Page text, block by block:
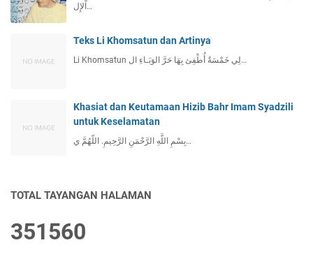
اْلإِل…
Teks Li Khomsatun dan Artinya
Li Khomsatun لِي خَمْسَةٌ أُطْفِئ بِهَا حَرَّ الوَبَـاءِ ال…
Khasiat dan Keutamaan Hizib Bahr Imam Syadzili
untuk Keselamatan
بِسْمِ اللَّهِ الرَّحْمَنِ الرَّحِيمِ. اللّهُمَّ ي…
TOTAL TAYANGAN HALAMAN
351560